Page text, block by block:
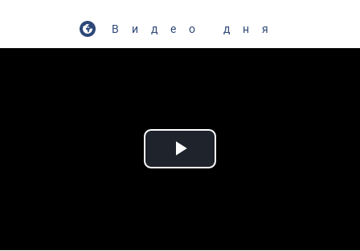
Видео дня
Play Video